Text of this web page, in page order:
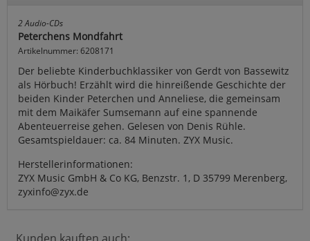
2 Audio-CDs
Peterchens Mondfahrt
Artikelnummer: 6208171
Der beliebte Kinderbuchklassiker von Gerdt von Bassewitz
als Hörbuch! Erzählt wird die hinreißende Geschichte der
beiden Kinder Peterchen und Anneliese, die gemeinsam
mit dem Maikäfer Sumsemann auf eine spannende
Abenteuerreise gehen. Gelesen von Denis Rühle.
Gesamtspieldauer: ca. 84 Minuten. ZYX Music.
Herstellerinformationen:
ZYX Music GmbH & Co KG, Benzstr. 1, D 35799 Merenberg,
zyxinfo@zyx.de